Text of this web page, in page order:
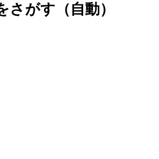
さがす（自動）